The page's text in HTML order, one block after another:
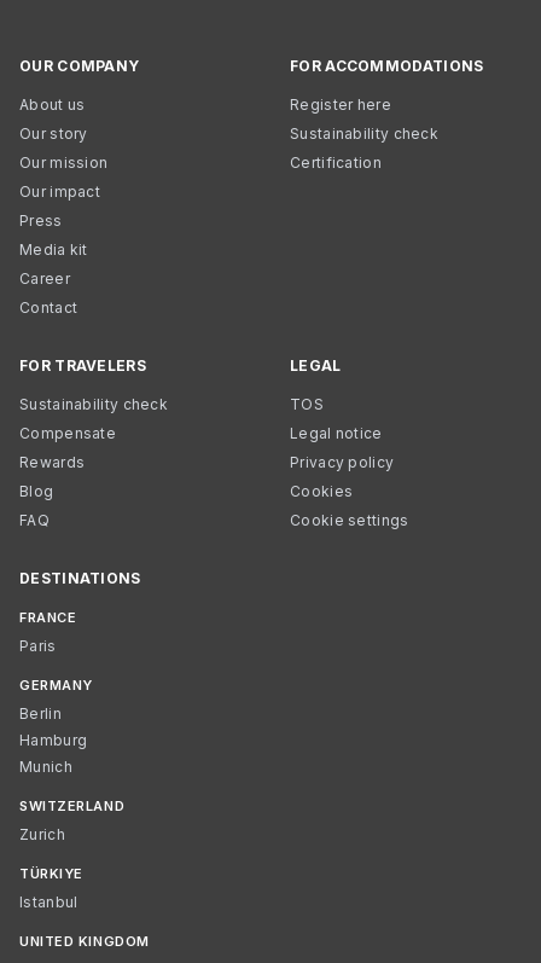
OUR COMPANY
About us
Our story
Our mission
Our impact
Press
Media kit
Career
Contact
FOR ACCOMMODATIONS
Register here
Sustainability check
Certification
FOR TRAVELERS
Sustainability check
Compensate
Rewards
Blog
FAQ
LEGAL
TOS
Legal notice
Privacy policy
Cookies
Cookie settings
DESTINATIONS
FRANCE
Paris
GERMANY
Berlin
Hamburg
Munich
SWITZERLAND
Zurich
TÜRKIYE
Istanbul
UNITED KINGDOM